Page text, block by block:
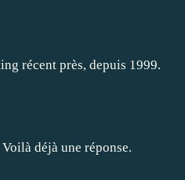
récent près, depuis 1999.
déjà une réponse.